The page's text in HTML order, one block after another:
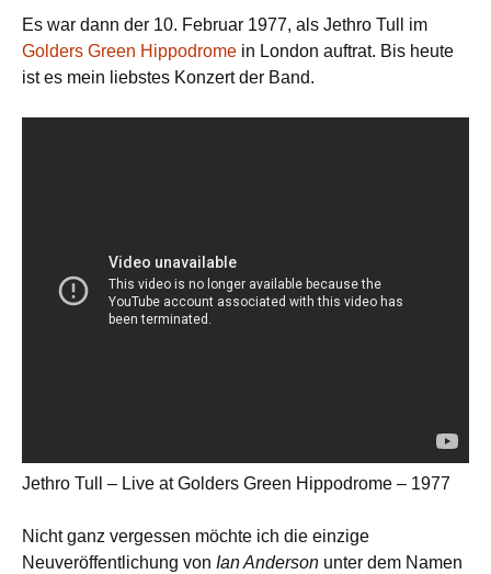
Es war dann der 10. Februar 1977, als Jethro Tull im
Golders Green Hippodrome in London auftrat. Bis heute
ist es mein liebstes Konzert der Band.
Jethro Tull – Live at Golders Green Hippodrome – 1977
Nicht ganz vergessen möchte ich die einzige
Neuveröffentlichung von Ian Anderson unter dem Namen